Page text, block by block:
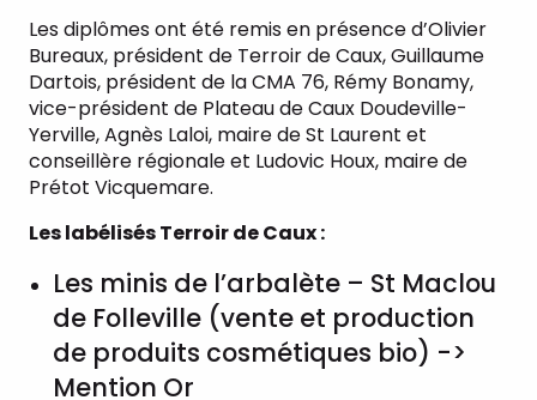
Les diplômes ont été remis en présence d’Olivier
Bureaux, président de Terroir de Caux, Guillaume
Dartois, président de la CMA 76, Rémy Bonamy,
vice-président de Plateau de Caux Doudeville-
Yerville, Agnès Laloi, maire de St Laurent et
conseillère régionale et Ludovic Houx, maire de
Prétot Vicquemare.
Les labélisés Terroir de Caux :
Les minis de l’arbalète – St Maclou
de Folleville (vente et production
de produits cosmétiques bio) ->
Mention Or